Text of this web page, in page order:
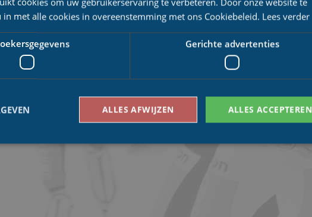
van de Griek
met winst
met alle cookies in overeenstemming met ons Cookiebeleid. Lees verder
Gerichte advertenties
ALLES ACCEPTEREN
ALLES AFWIJZEN
een bepaalde bezoeker direct te identificeren.